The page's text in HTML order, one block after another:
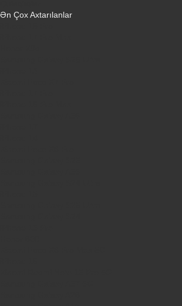
Ən Çox Axtarılanlar